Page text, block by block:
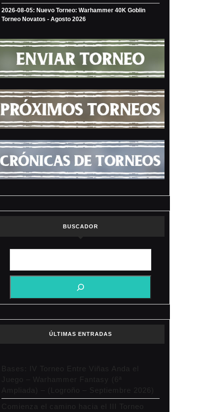
2026-08-05: Nuevo Torneo: Warhammer 40K Goblin
Torneo Novatos - Agosto 2026
BUSCADOR
ÚLTIMAS ENTRADAS
Bases: IV Torneo Entre Viñas Anda el
Juego – Warhammer Fantasy (6ª
Ampliada) – (Logroño – Septiembre 2026)
Comienza el camino hacia el III Torneo